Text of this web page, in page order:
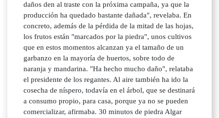
daños den al traste con la próxima campaña, ya que la
producción ha quedado bastante dañada", revelaba. En
concreto, además de la pérdida de la mitad de las hojas,
los frutos están "marcados por la piedra", unos cultivos
que en estos momentos alcanzan ya el tamaño de un
garbanzo en la mayoría de huertos, sobre todo de
naranja y mandarina. "Ha hecho mucho daño", relataba
el presidente de los regantes. Al aire también ha ido la
cosecha de níspero, todavía en el árbol, que se destinará
a consumo propio, para casa, porque ya no se pueden
comercializar, afirmaba. 30 minutos de piedra Algar